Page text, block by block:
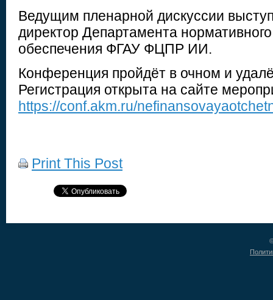
Ведущим пленарной дискуссии
директор Департамента
обеспечения ФГАУ ФЦПР ИИ.
Конференция пройдёт в очном и
Регистрация открыта на сайте
https://conf.akm.ru/
Print This Post